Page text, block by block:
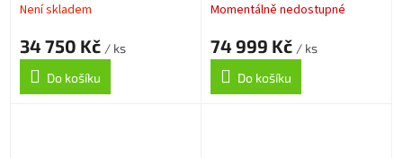
Není skladem
34 750 Kč / ks
Do košíku
Momentálně nedostupné
74 999 Kč / ks
Do košíku